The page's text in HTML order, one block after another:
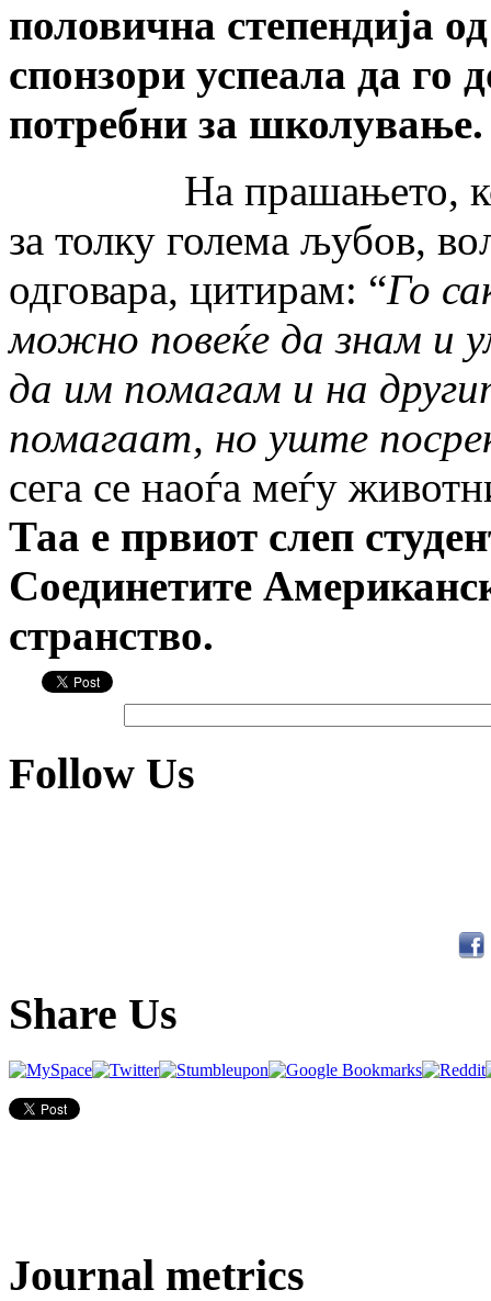
половична степендија
спонзори успеала да го
потребни за школување.
На прашањето, кои
за толку голема љубов,
одговара, цитирам: “Го
можно повеќе да знам и
да им помагам и на
помагаат, но уште
сега се наоѓа меѓу
Таа е првиот слеп
Соединетите
странство.
Follow Us
Share Us
Journal metrics